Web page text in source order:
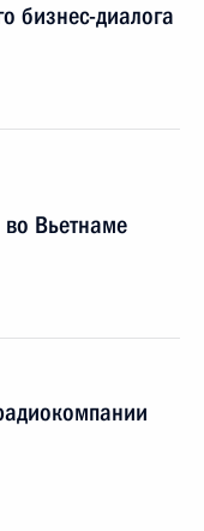
бизнес-диалога
во Вьетнаме